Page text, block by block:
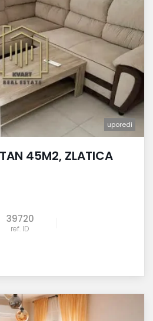
uporedi
45M2, ZLATICA
39720
ref. ID